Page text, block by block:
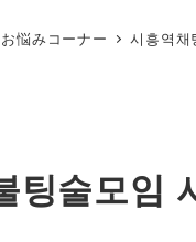
お悩みコーナー 시흥역채
팅술모임